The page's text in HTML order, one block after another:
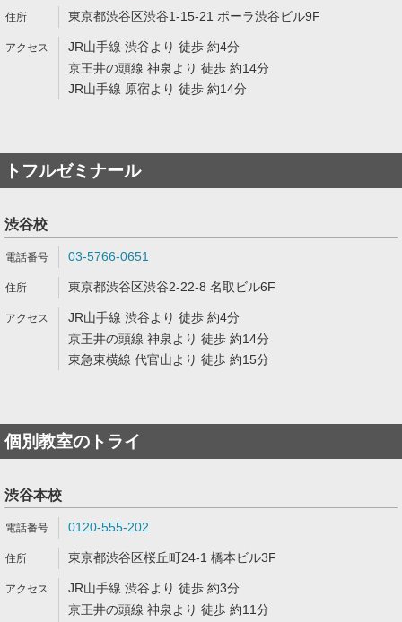
東京都渋谷区渋谷1-15-21 ポーラ渋谷ビル9F
JR山手線 渋谷より 徒歩 約4分
京王井の頭線 神泉より 徒歩 約14分
JR山手線 原宿より 徒歩 約14分
トフルゼミナール
渋谷校
03-5766-0651
東京都渋谷区渋谷2-22-8 名取ビル6F
JR山手線 渋谷より 徒歩 約4分
京王井の頭線 神泉より 徒歩 約14分
東急東横線 代官山より 徒歩 約15分
個別教室のトライ
渋谷本校
0120-555-202
東京都渋谷区桜丘町24-1 橋本ビル3F
JR山手線 渋谷より 徒歩 約3分
京王井の頭線 神泉より 徒歩 約11分